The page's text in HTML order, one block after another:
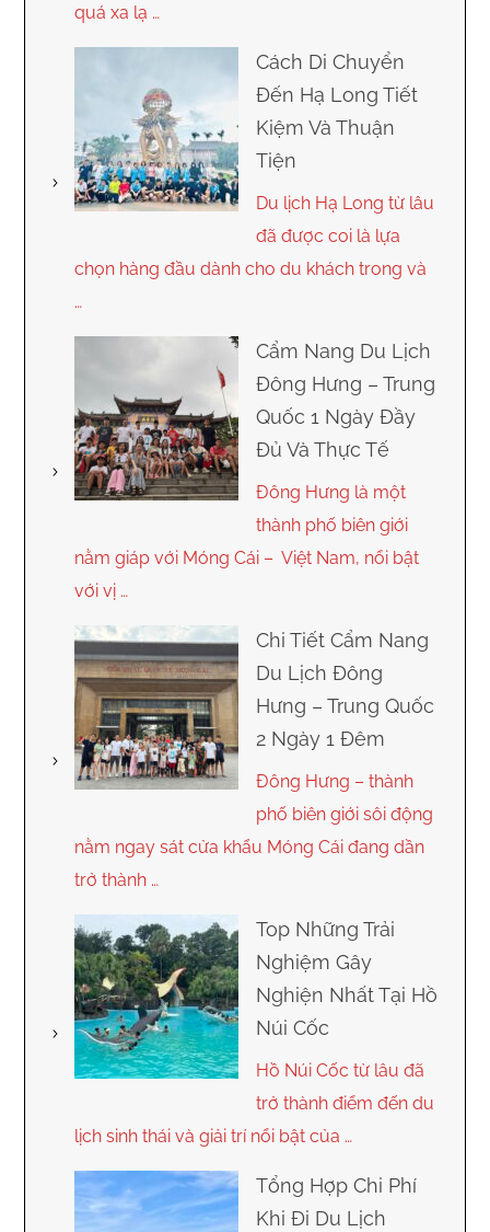
quá xa lạ …
Cách Di Chuyển
Đến Hạ Long Tiết
Kiệm Và Thuận
Tiện
Du lịch Hạ Long từ lâu
đã được coi là lựa
chọn hàng đầu dành cho du khách trong và
…
Cẩm Nang Du Lịch
Đông Hưng – Trung
Quốc 1 Ngày Đầy
Đủ Và Thực Tế
Đông Hưng là một
thành phố biên giới
nằm giáp với Móng Cái – Việt Nam, nổi bật
với vị …
Chi Tiết Cẩm Nang
Du Lịch Đông
Hưng – Trung Quốc
2 Ngày 1 Đêm
Đông Hưng – thành
phố biên giới sôi động
nằm ngay sát cửa khẩu Móng Cái đang dần
trở thành …
Top Những Trải
Nghiệm Gây
Nghiện Nhất Tại Hồ
Núi Cốc
Hồ Núi Cốc từ lâu đã
trở thành điểm đến du
lịch sinh thái và giải trí nổi bật của …
Tổng Hợp Chi Phí
Khi Đi Du Lịch